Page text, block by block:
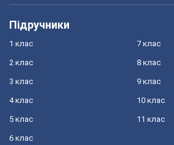
Підручники
1 клас
2 клас
3 клас
4 клас
5 клас
6 клас
7 клас
8 клас
9 клас
10 клас
11 клас